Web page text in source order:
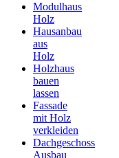
Modulhaus
Holz
Hausanbau
aus
Holz
Holzhaus
bauen
lassen
Fassade
mit Holz
verkleiden
Dachgeschoss
Ausbau